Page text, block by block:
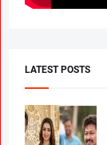
LATEST POSTS